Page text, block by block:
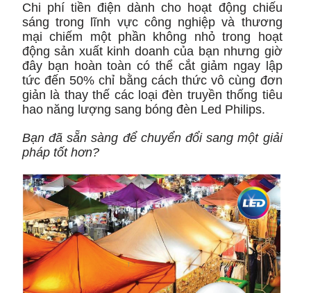
Chi phí tiền điện dành cho hoạt động chiếu
sáng trong lĩnh vực công nghiệp và thương
mại chiếm một phần không nhỏ trong hoạt
động sản xuất kinh doanh của bạn nhưng giờ
đây bạn hoàn toàn có thể cắt giảm ngay lập
tức đến 50% chỉ bằng cách thức vô cùng đơn
giản là thay thế các loại đèn truyền thống tiêu
hao năng lượng sang bóng đèn Led Philips.
Bạn đã sẵn sàng để chuyển đổi sang một giải
pháp tốt hơn?